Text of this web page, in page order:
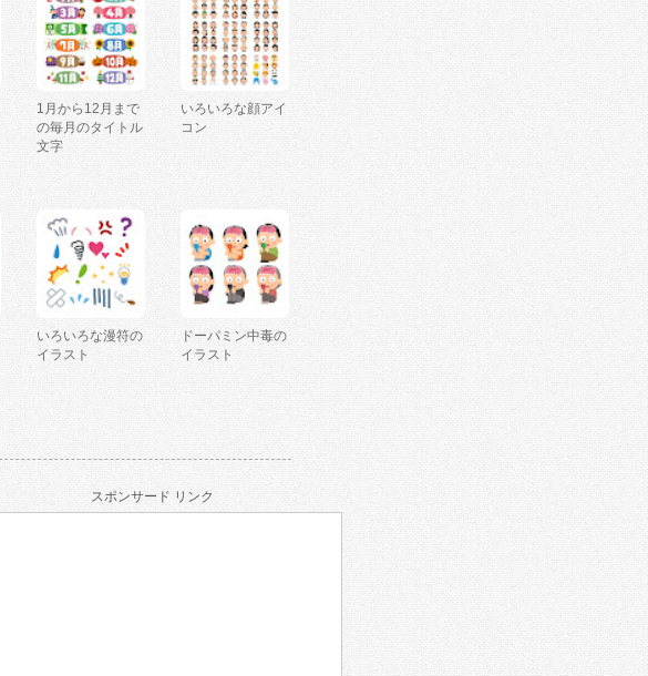
1月から12月まで
の毎月のタイトル
文字
いろいろな顔アイ
コン
いろいろな漫符の
イラスト
ドーパミン中毒の
イラスト
スポンサード リンク